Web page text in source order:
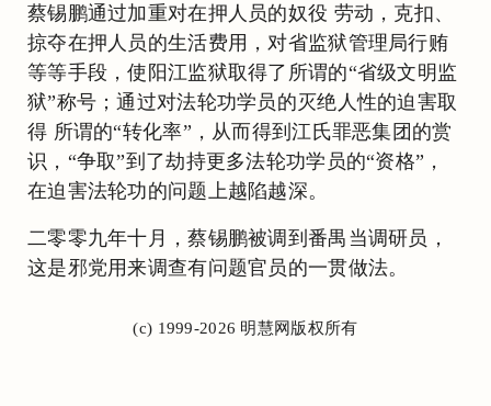
蔡锡鹏通过加重对在押人员的奴役 劳动，克扣、
掠夺在押人员的生活费用，对省监狱管理局行贿
等等手段，使阳江监狱取得了所谓的“省级文明监
狱”称号；通过对法轮功学员的灭绝人性的迫害取
得 所谓的“转化率”，从而得到江氏罪恶集团的赏
识，“争取”到了劫持更多法轮功学员的“资格”，
在迫害法轮功的问题上越陷越深。
二零零九年十月，蔡锡鹏被调到番禺当调研员，
这是邪党用来调查有问题官员的一贯做法。
(c) 1999-2026 明慧网版权所有